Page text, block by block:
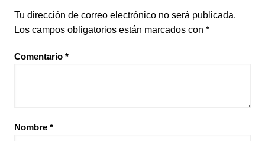
Tu dirección de correo electrónico no será publicada.
Los campos obligatorios están marcados con *
Comentario *
Nombre *